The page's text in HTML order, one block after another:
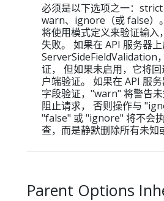
必须是以下选项之一：strict
warn、ignore（或 false）
将使用模式定义来验证输入
失败。 如果在 API 服务器
ServerSideFieldValidation
证， 但如果未启用，它将
户端验证。 如果在 API 服
字段验证，"warn" 将警告
阻止请求， 否则操作与
"false" 或 "ignore" 将不会
查，而是静默删除所有未知
Parent Options